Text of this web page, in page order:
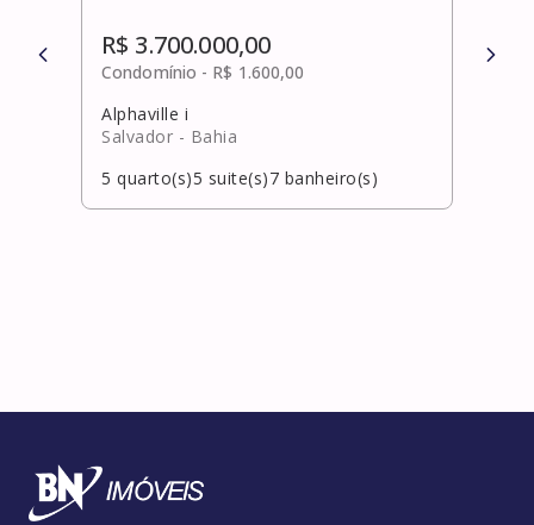
R$ 3.700.000,00
Condomínio - R$ 1.600,00
Alphaville i
Salvador - Bahia
5 quarto(s)5 suite(s)7 banheiro(s)
R$